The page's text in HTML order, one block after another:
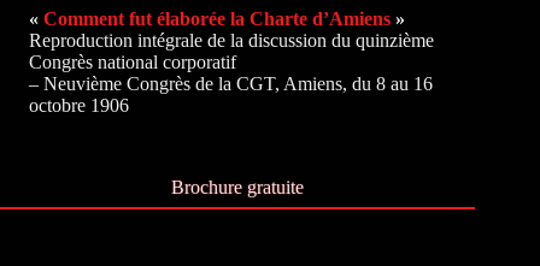
« Comment fut élaborée la Charte d’Amiens »
Reproduction intégrale de la discussion du quinzième
Congrès national corporatif
– Neuvième Congrès de la CGT, Amiens, du 8 au 16
octobre 1906
Brochure gratuite